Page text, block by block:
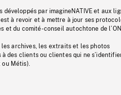
par imagineNATIVE et aux
à revoir et à mettre à jour ses
et du comité-conseil autochtone de
les archives, les extraits et les photos
des clients ou clientes qui ne
ou Métis).